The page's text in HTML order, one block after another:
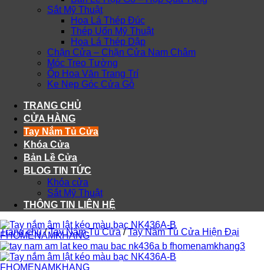
Sắt Mỹ Thuật
Hoa Lá Thép Đúc
Thép Uốn Mỹ Thuật
Hoa Lá Thép Dập
Chặn Cửa – Chặn Cửa Nam Châm
Móc Treo Tường
Ốp Hoa Văn Trang Trí
Ke Nẹp Góc Cửa Gỗ
TRANG CHỦ
CỬA HÀNG
Tay Nắm Tủ Cửa
Khóa Cửa
Bản Lề Cửa
BLOG TIN TỨC
Khóa cửa
Sắt Mỹ Thuật
THÔNG TIN LIÊN HỆ
Trang chủ / Tay Nắm Tủ Cửa / Tay Nắm Tủ Cửa Hiện Đại